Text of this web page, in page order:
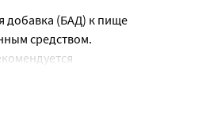
добавка (БАД) к пище
средством.